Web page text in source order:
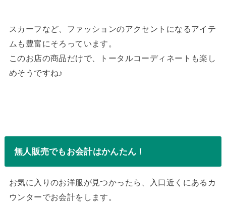
スカーフなど、ファッションのアクセントになるアイテ
ムも豊富にそろっています。
このお店の商品だけで、トータルコーディネートも楽し
めそうですね♪
無人販売でもお会計はかんたん！
お気に入りのお洋服が見つかったら、入口近くにあるカ
ウンターでお会計をします。